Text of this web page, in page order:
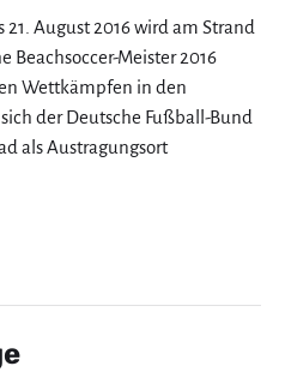
August 2016 wird am Strand
Beachsoccer-Meister 2016
Wettkämpfen in den
der Deutsche Fußball-Bund
als Austragungsort